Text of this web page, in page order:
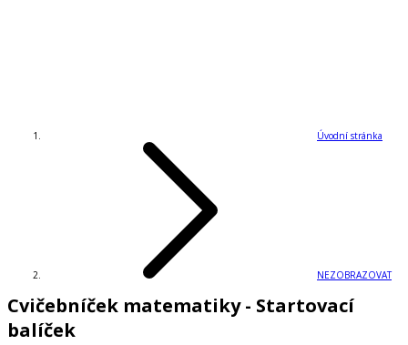
Úvodní stránka
NEZOBRAZOVAT
Cvičebníček matematiky - Startovací
balíček